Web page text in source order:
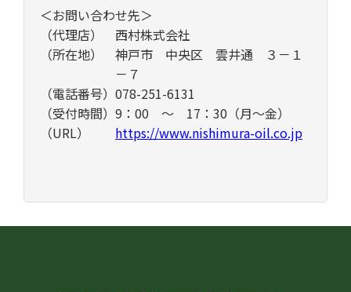
＜お問い合わせ先＞
（代理店）
西村株式会社
（所在地）
神戸市 中央区 雲井通 ３－１
－７
（電話番号） 078-251-6131
（受付時間） 9：00 ～ 17：30（月～金）
（URL）
https://www.nishimura-oil.co.jp